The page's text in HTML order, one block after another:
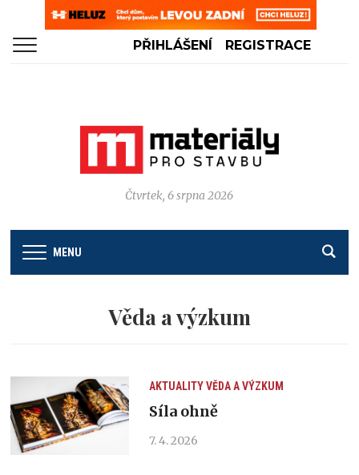
PŘIHLÁŠENÍ REGISTRACE
Čtvrtek, 6 srpna 2026
MENU
Věda a výzkum
AKTUALITYVĚDA A VÝZKUM
Síla ohně
7. 4. 2026